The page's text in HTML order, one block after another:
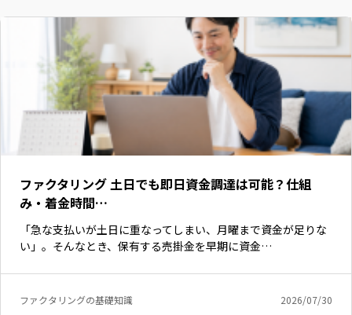
ファクタリング 土日でも即日資金調達は可能？仕組
み・着金時間…
「急な支払いが土日に重なってしまい、月曜まで資金が足りな
い」。そんなとき、保有する売掛金を早期に資金…
ファクタリングの基礎知識 2026/07/30